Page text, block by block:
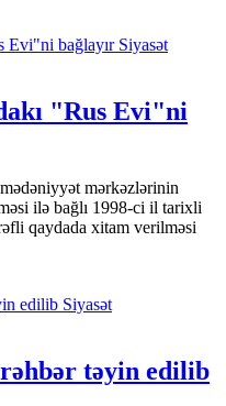
Siyasət
"Rus Evi"ni
mərkəzlərinin
ilə bağlı 1998-ci il tarixli
qaydada xitam verilməsi
Siyasət
təyin edilib